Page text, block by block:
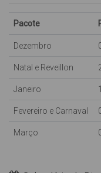
Lavanderia com
INTERNET WI-FI
oferecida para os
colchões avulsos.
Pacote
Dezembro
Natal e Reveillon
Janeiro
Fevereiro e Carnaval
Março